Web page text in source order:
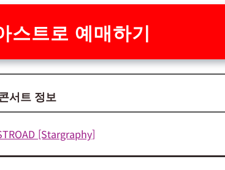
스트로 예매하기
서트 정보
[Stargraphy]